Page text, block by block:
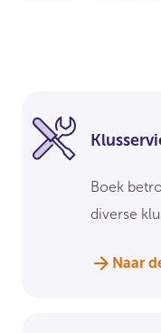
Boek
diverse
Naar